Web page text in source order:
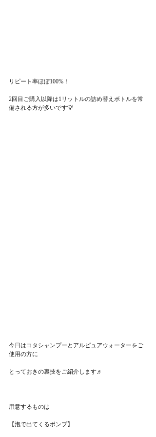
リピート率ほぼ100%！
2回目ご購入以降は1リットルの詰め替えボトルを常
備される方が多いです💡
今日はコタシャンプーとアルピュアウォーターをご
使用の方に
とっておきの裏技をご紹介します♬
用意するものは
【泡で出てくるポンプ】